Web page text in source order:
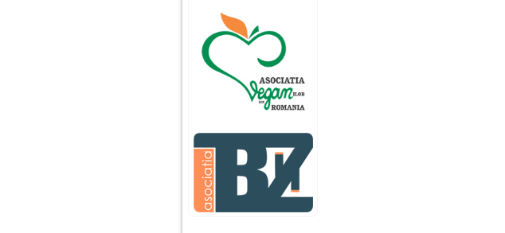
ani, privind in urma
realizez cat de multe
greseli am facut in
educatia si cresterea
ei, am fost o mama
egoista, preocupata
de implinirea
profesionala, cand ea
era mica am neglijat-
agresiva, orice
greseala era taxata cu
o palma sau pedepse.
De 4 ani am o relatie
serioasa cu un barbat